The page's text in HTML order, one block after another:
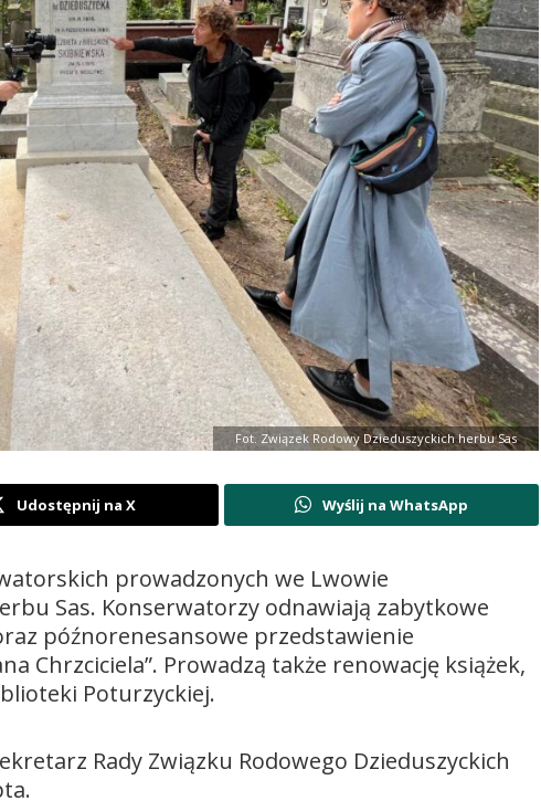
Fot. Związek Rodowy Dzieduszyckich herbu Sas
Udostępnij na X Wyślij na WhatsApp
prowadzonych we Lwowie
Sas. Konserwatorzy odnawiają zabytkowe
późnorenesansowe przedstawienie
Chrzciciela”. Prowadzą także renowację książek,
Poturzyckiej.
Rady Związku Rodowego Dzieduszyckich